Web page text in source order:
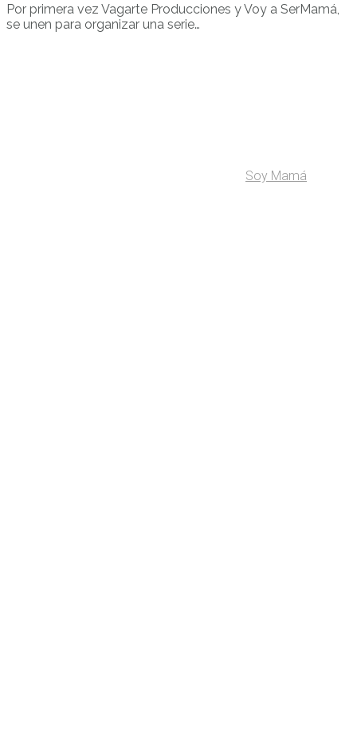
Por primera vez Vagarte Producciones y Voy a SerMamá,
se unen para organizar una serie…
Soy Mamá